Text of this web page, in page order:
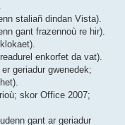
staliañ dindan Vista).
gant frazennoù re hir).
enkorfet da vat).
geriadur gwenedek;
skor Office 2007;
gant ar geriadur